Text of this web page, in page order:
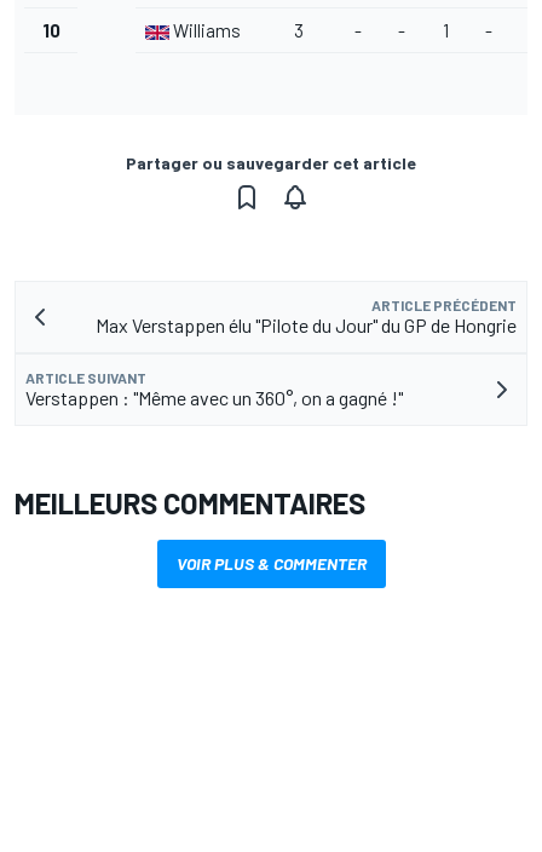
10 Williams 3 - - 1 -
Partager ou sauvegarder cet article
ARTICLE PRÉCÉDENT
Max Verstappen élu "Pilote du Jour" du GP de Hongrie
ARTICLE SUIVANT
Verstappen : "Même avec un 360°, on a gagné !"
MEILLEURS COMMENTAIRES
VOIR PLUS & COMMENTER